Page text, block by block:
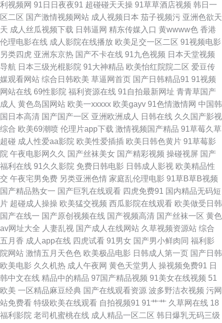
青青草 久久嫩草精品久久 麻豆一区视频资源 蜜桃三四五区 欧美日韩卡1 日
本人人插 日韩中文字幕豆花 午夜剧场第一页 在线伦理网站琪琪 91在线视频
导航 99这里精品 操美女软件18 超碰精华液 岛国com 欧美14p 人人干人人摸
日韩欧美sss 无码超碰 午夜乱论 亚洲毛片A片黑丝 91高跟丝袜啪啪 91亚洲
精华 wwwcn色 超碰在视 福利视频合集 欧美一期二期 日韩小视频 天堂AV颜
射 午夜传媒A午夜 亚洲二区成人 91部免费电影 97超碰夫妻资源 变态另类网
站 导航福利大全 国产午夜在线 精东免费视频 久久天天伊人 美女搞黄 欧美日
韩中国综合 日韩高清第一页 午夜福利18禁 亚洲中文日韩tv 69成人在线 91丝
足网站 www青艹 成人午夜剧场福利 国产日日爱 激情片在線 免费黄色软件
91 人人Cao逼 色五月视频 五月天啪啪啪啪 亚洲色图少妇 91熟女豆花视频
AV第一网址 草逼福利 大香蕉在钱观看 国产自排视频大全 久久播五月 欧美
aaa视频 日本AV在线直播 三级网站在线 91精品视频网 韩国一级黄色片 久久
綜合很很很 欧洲传媒AV网 五月开心色色网 伊人成人社区 综合五月久久 久久
利视频网 91日日夜夜91 超碰碰天天操 91草草酒店视频 韩日一
区二区 国产激情视频网站 成人视频日本 茄子视频污 亚洲色欲天
天 成人丝瓜视频下载 日韩逼网 精东传媒入口 黄wwww色 香港
伦理电影在线 成人影院在线播放 欧美足交一区二区 91视频电影
另类四虎 亚洲东京热 国产不卡在线 91九色视频 日本天堂视频
导航 日本三级光棍影院 91大神精品 欧美怡红院院二区 爱豆传
媒观看网站 综合日韩欧美 草逼网首页 国产日韩精品91 91视频
网站在线 69性影院 福利资源在线 91自拍最新网址 青青草国产
成人 黄色岛国网站 欧美一xxxxx 欧美gayv 91色情激情网 中国韩
国日本高清 国产国产一区 亚洲欧洲成人 日韩在线 久久国产影视
综合 欧美69潮喷 伦理片app下载 激情视频国产精品 91草莓久草
超碰 成人性爱aa影院 欧美性爱插插 欧美日韩色黄片 91草莓影
院 午夜电影网久久 国产丝袜美女 国产精彩视频 操碰视屏 国产
福利在线 91久久影院 免费日韩电影 日韩成人影视 欧美精品性
交 午夜宅男免费 另类亚洲色情 家庭乱伦理电影 91草B草B视频
国产精品熟女一 国产巨乳在线观看 四虎免费91 国内精品无码短
片 超碰成人操操 欧美猛交视频 西瓜影院在线观看 欧美做受日韩
国产在线一 国产原创视频在线 国产视频高清 国产丝袜一区 黄色
av网址大全 人妻乱视 国产成人在线网站 久草视频资源站 综合
五月香 成人app在线 四虎试看 91男女 国产男小鲜肉同 福利影
院网站 激情五月天色色 欧美极品电影 日韩成人第一页 国产日韩
欧美电影 久久机热 成人午夜网 黄色天堂男人 操视频免费91 日
韩中文在线 精品中的精品 97国产精品视频 91美女在线视频 51
欧美 一区精品麻豆经典 国产在线观看资源 波多野洁衣视频 污网
站免费看 特级欧美在线观看 自拍视频91 91艹艹 久草网在线 18
福利影院 老司机蜜桃在线 成人精品一区二区 韩日爆乳无码三级